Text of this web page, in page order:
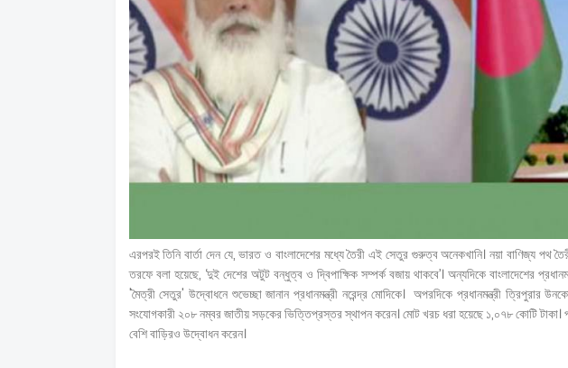
এরপরই তিনি বার্তা দেন যে, ভারত ও বাংলাদেশের মধ্যে তৈরী এই সেতুর গুরুত্ব অনেকখানি। নয়া বাণিজ্য পথ
তরফে বলা হয়েছে, ‘দুই দেশের অটুট বন্ধুত্ব ও দ্বিপাক্ষিক সম্পর্ক বজায় থাকবে’। অন্যদিকে বাংলাদেশের
'মৈত্রী সেতুর' উদ্বোধনে শুভেচ্ছা জানান প্রধানমন্ত্রী নরেন্দ্র মোদিকে। অপরদিকে প্রধানমন্ত্রী ত্রিপুরার
সংযোগকারী ২০৮ নম্বর জাতীয় সড়কের ভিত্তিপ্রস্তর স্থাপন করেন। মোট খরচ ধরা হয়েছে ১,০৭৮ কোটি টাকা।
বেশি বাড়িরও উদ্বোধন করেন।